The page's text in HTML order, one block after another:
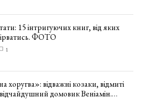
15 інтригуючих книг, від яких
ФОТО
1
хоругва»: відважні козаки, відмиті
домовик Веніамін.